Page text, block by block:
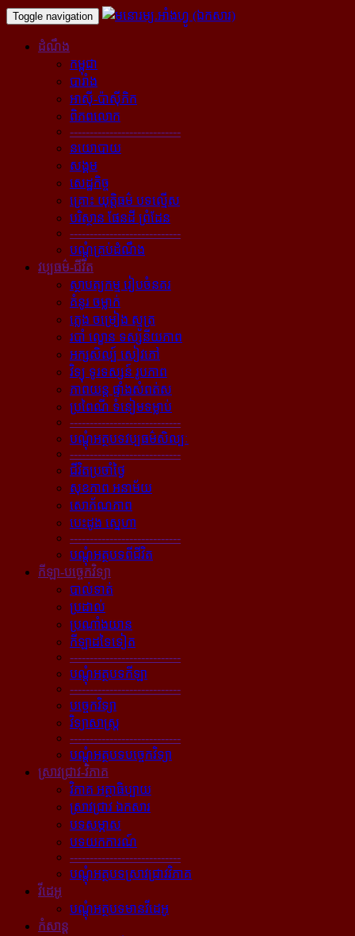
Toggle navigation
ដំណឹង
កម្ពុជា
បារាំង
អាស៊ី-ប៉ាស៊ីភិក
ពិភពលោក
----------------------------
នយោបាយ
សង្គម
សេដ្ឋកិច្ច
គ្រោះ យុត្តិធម៌ បទល្មើស
បរិស្ថាន ផែនដី ព្រំដែន
----------------------------
បណ្ដុំគ្រប់ដំណឹង
វប្បធម៌-ជីវិត
ស្ថាបត្យកម្ម រៀបចំនគរ
គំនូរ ចម្លាក់
ភ្លេង ចម្រៀង ស្មូត្រ
របាំ ល្ខោន ទស្សនីយភាព
អក្សសិល្ប៍ សៀវភៅ
វិទ្យុ ទូរទស្សន៍ រូបភាព
ភាពយន្ដ ផ្ទាំងសំពត់ស
ប្រពៃណី ទំនៀមទម្លាប់
----------------------------
បណ្ដុំអត្ថបទវប្បធម៌សិល្បៈ
----------------------------
ជីវិតប្រចាំថ្ងៃ
សុខភាព អនាម័យ
សោភ័ណភាព
បេះដូង ស្នេហា
----------------------------
បណ្ដុំអត្ថបទពីជីវិត
កីឡា-បច្ចេកវិទ្យា
បាល់ទាត់
ប្រដាល់
ប្រណាំងយាន
កីឡាដទៃទៀត
----------------------------
បណ្ដុំអត្ថបទកីឡា
----------------------------
បច្ចេកវិទ្យា
វិទ្យាសាស្ត្រ
----------------------------
បណ្ដុំអត្ថបទបច្ចេកវិទ្យា
ស្រាវជ្រាវ-វិភាគ
វិភាគ អត្ថាធិប្បាយ
ស្រាវជ្រាវ ឯកសារ
បទសម្ភាស
បទយកការណ៍
----------------------------
បណ្ដុំអត្ថបទស្រាវជ្រាវវិភាគ
វីដេអូ
បណ្ដុំអត្ថបទមានវីដេអូ
កំសាន្ដ